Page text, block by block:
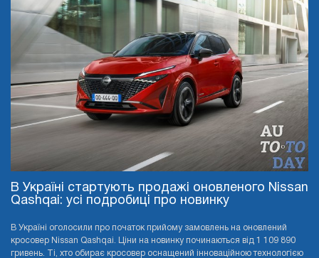
В Україні стартують продажі оновленого Nissan
Qashqai: усі подробиці про новинку
В Україні оголосили про початок прийому замовлень на оновлений
кросовер Nissan Qashqai. Ціни на новинку починаються від 1 109 890
гривень. Ті, хто обирає кросовер оснащений інноваційною технологією